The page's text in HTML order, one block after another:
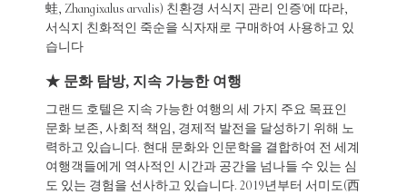
蛙, Zhangixalus arvalis) 친환경 서식지 관리 인증'에 따라,
서식지 친화적인 죽순을 식자재로 구매하여 사용하고 있
습니다
★ 문화 탐방, 지속 가능한 여행
그랜드 호텔은 지속 가능한 여행의 세 가지 주요 목표인
문화 보존, 사회적 책임, 경제적 발전을 달성하기 위해 노
력하고 있습니다. 현대 문화와 인문학을 결합하여 전 세계
여행객들에게 역사적인 시간과 공간을 넘나들 수 있는 심
도 있는 경험을 선사하고 있습니다. 2019년부터 서미도(西